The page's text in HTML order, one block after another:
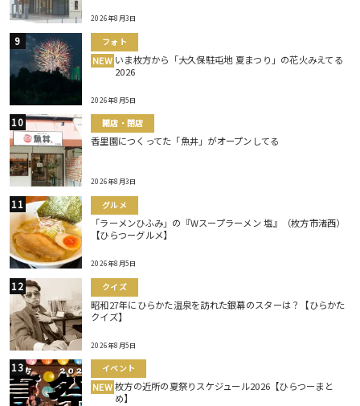
2026年8月3日
フォト
NEW いま枚方から「大久保駐屯地 夏まつり」の花火みえてる
2026
2026年8月5日
開店・閉店
香里園につくってた「魚丼」がオープンしてる
2026年8月3日
グルメ
「ラーメンひふみ」の『Wスープラーメン 塩』（枚方市渚西）
【ひらつーグルメ】
2026年8月5日
クイズ
昭和27年にひらかた温泉を訪れた銀幕のスターは？【ひらかた
クイズ】
2026年8月5日
イベント
NEW 枚方の近所の夏祭りスケジュール2026【ひらつーまと
め】